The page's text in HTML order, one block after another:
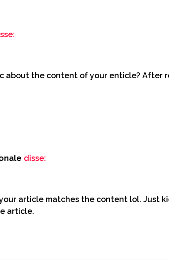
about the content of your enticle? After
disse:
article matches the content lol. Just
article.